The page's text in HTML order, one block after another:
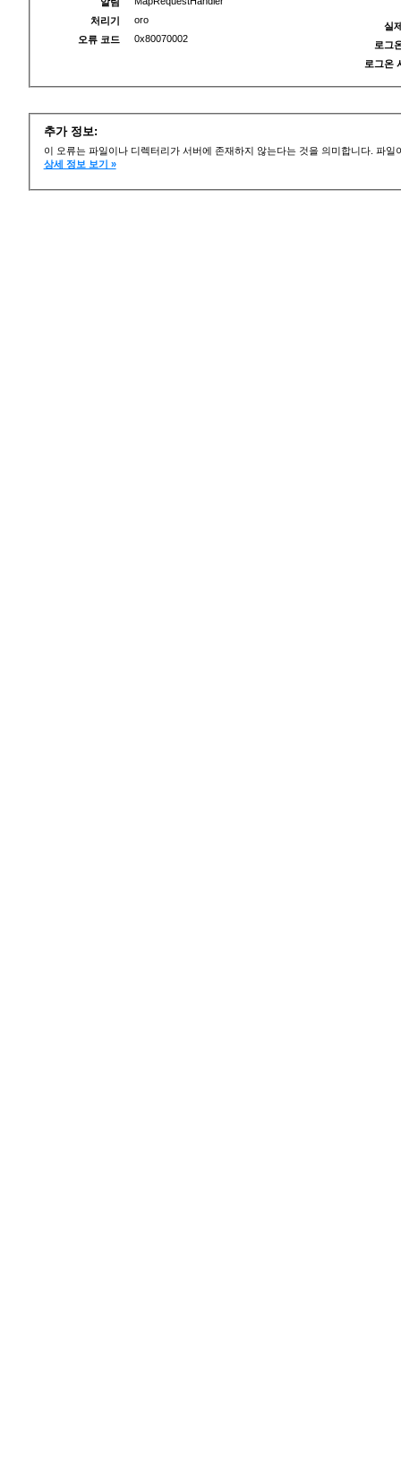
처리기
oro
오류 코드
0x80070002
실
로그
로그온
추가 정보:
이 오류는 파일이나 디렉터리가 서버에 존재하지 않는다는 것을 의미합니다. 파
상세 정보 보기 »